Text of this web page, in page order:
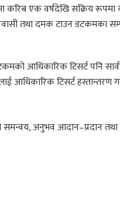
एक वर्षदेखि सक्रिय रूपमा
तथा दमक टाउन डटकमका
आधिकारिक टिसर्ट पनि
आधिकारिक टिसर्ट हस्तान्तरण
समन्वय, अनुभव आदान–प्रदान